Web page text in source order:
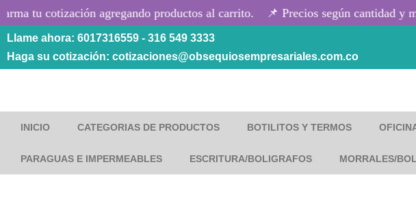
Saltar
al
tu cotización agregando productos al carrito. 📌 Precios según cantidad y
Llame ahora: 6017316559 - 316 549 3333
Haga su cotización: cotizaciones@obsequiosempresariales.com.co
INICIO CATEGORIAS DE PRODUCTOS BOTILITOS Y TERMOS
PARAGUAS E IMPERMEABLES ESCRITURA/BOLIGRAFOS MORRALES/